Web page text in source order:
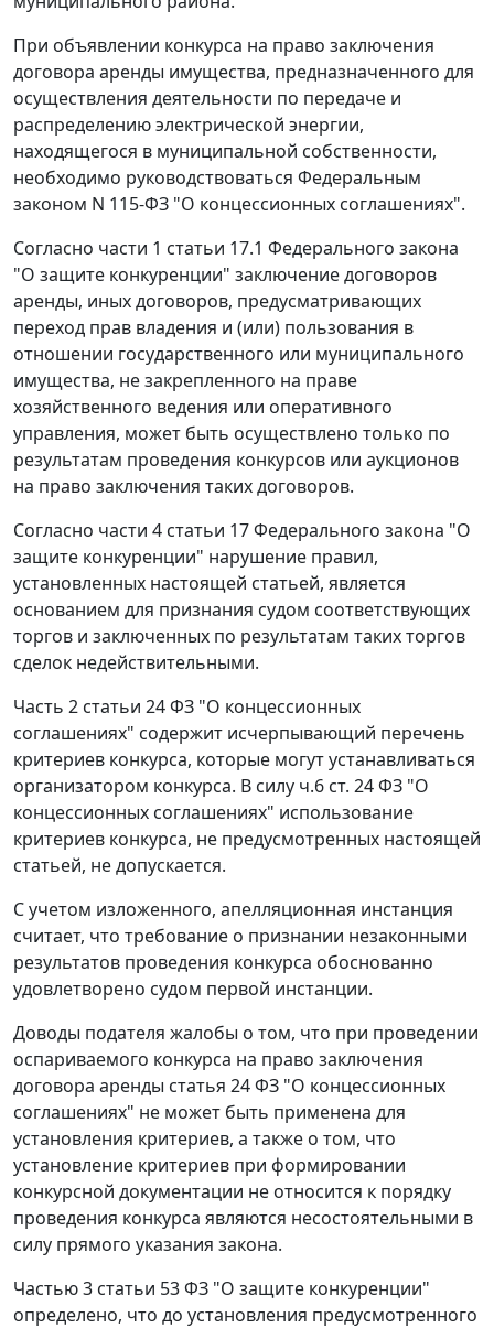
При объявлении конкурса на право заключения
договора аренды имущества, предназначенного для
осуществления деятельности по передаче и
распределению электрической энергии,
находящегося в муниципальной собственности,
необходимо руководствоваться Федеральным
законом N 115-ФЗ "О концессионных соглашениях".
Согласно части 1 статьи 17.1 Федерального закона
"О защите конкуренции" заключение договоров
аренды, иных договоров, предусматривающих
переход прав владения и (или) пользования в
отношении государственного или муниципального
имущества, не закрепленного на праве
хозяйственного ведения или оперативного
управления, может быть осуществлено только по
результатам проведения конкурсов или аукционов
на право заключения таких договоров.
Согласно части 4 статьи 17Федерального закона "О
защите конкуренции" нарушение правил,
установленных настоящей статьей, является
основанием для признания судом соответствующих
торгов и заключенных по результатам таких торгов
сделок недействительными.
Часть 2 статьи 24ФЗ "О концессионных
соглашениях" содержит исчерпывающий перечень
критериев конкурса, которые могут устанавливаться
организатором конкурса. В силу ч.6 ст. 24ФЗ "О
концессионных соглашениях" использование
критериев конкурса, не предусмотренных настоящей
статьей, не допускается.
С учетом изложенного, апелляционная инстанция
считает, что требование о признании незаконными
результатов проведения конкурса обоснованно
удовлетворено судом первой инстанции.
Доводы подателя жалобы о том, что при проведении
оспариваемого конкурса на право заключения
договора аренды статья 24ФЗ "О концессионных
соглашениях" не может быть применена для
установления критериев, а также о том, что
установление критериев при формировании
конкурсной документации не относится к порядку
проведения конкурса являются несостоятельными в
силу прямого указания закона.
Частью 3 статьи 53ФЗ "О защите конкуренции"
определено, что до установления предусмотренного